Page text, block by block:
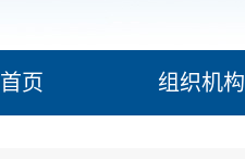
首页 组织机构